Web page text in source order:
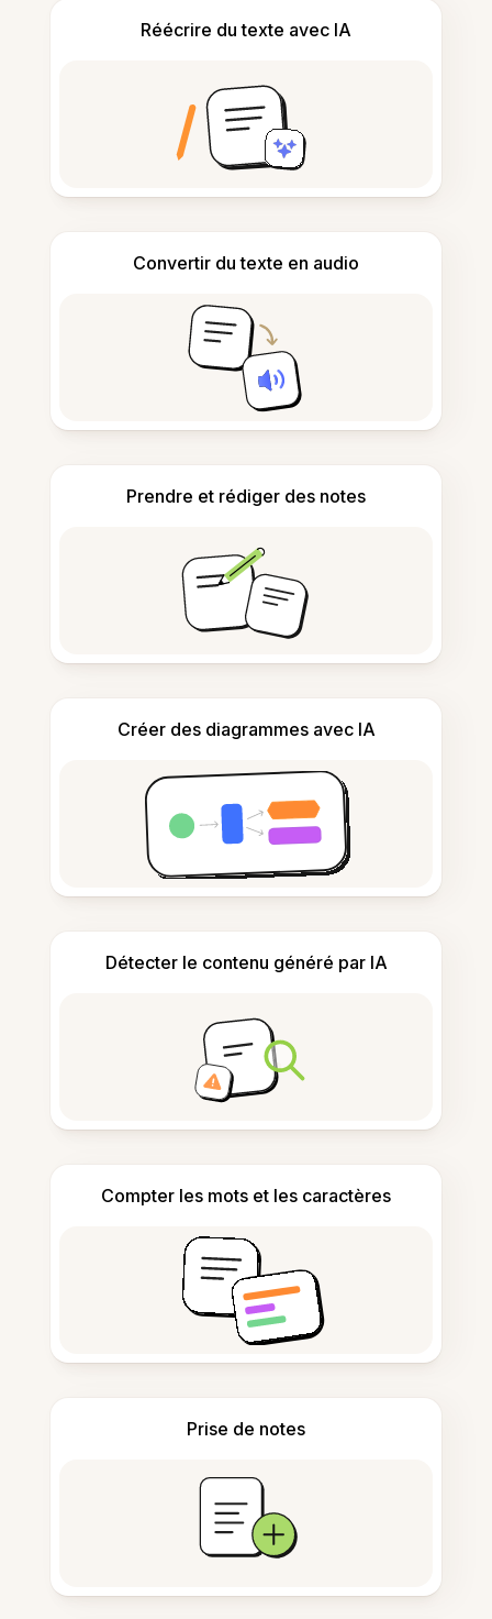
Réécrire du texte avec IA
Convertir du texte en audio
Prendre et rédiger des notes
Créer des diagrammes avec IA
Détecter le contenu généré par IA
Compter les mots et les caractères
Prise de notes